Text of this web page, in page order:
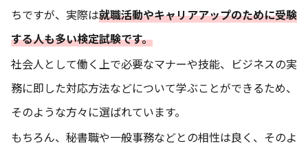
ちですが、実際は就職活動やキャリアアップのために受験
する人も多い検定試験です。
社会人として働く上で必要なマナーや技能、ビジネスの実
務に即した対応方法などについて学ぶことができるため、
そのような方々に選ばれています。
もちろん、秘書職や一般事務などとの相性は良く、そのよ